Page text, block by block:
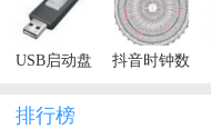
USB启动盘
抖音时钟数
排行榜